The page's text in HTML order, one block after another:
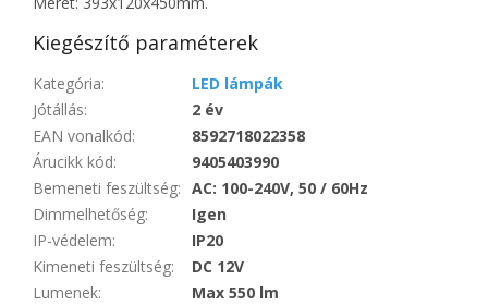
Kiegészítő paraméterek
Kategória:
LED lámpák
Jótállás:
2 év
EAN vonalkód:
8592718022358
Árucikk kód:
9405403990
Bemeneti feszültség: AC: 100-240V, 50 / 60Hz
Dimmelhetőség:
Igen
IP-védelem:
IP20
Kimeneti feszültség:
DC 12V
Lumenek:
Max 550 lm